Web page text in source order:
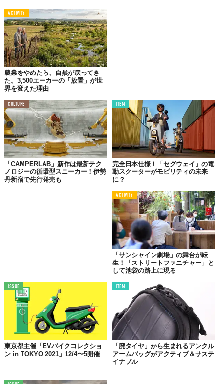
©THE株式会社
製品の先端にある石突を手で回して取り外すことで、誰でも簡単
に生地を交換することができるため、生地が汚れたり、破けたり
しても、骨組みが壊れなければずっと使い続けることができる
の
だ。
骨組みや持ち手はすべてグラスファイバーを採用したプラスチッ
ク製で、錆びの心配は不要。
で折れにくく、一般的に傘がさせない風
風速15m/sでの耐久性試験もクリアしている。
日本国内では、1年間に6000万本以上のビニール傘が廃棄されて
いるそうだ。「THE UMBRELLA」は、その問題を解消するのに
これからはビニール傘も自分で張り替える時代になっていくのか
気になる方は こちら
ACTIVITY
農業をやめたら、自然が戻ってき
た。3,500エーカーの「放置」が世
界を変えた理由
CULTURE
「CAMPERLAB」新作は最新テク
ノロジーの循環型スニーカー！伊勢
丹新宿で先行発売も
ITEM
完全日本仕様！「セグウェイ」の電
動スクーターがモビリティの未来
に？
ACTIVITY
「サンシャイン劇場」の舞台が転
生！「ストリートファニチャー」と
して池袋の路上に現る
ISSUE
東京都主催「EVバイクコレクショ
ン in TOKYO 2021」12/4〜5開催
ITEM
「廃タイヤ」から生まれるアンクル
アームバッグがアクティブ＆サステ
イナブル